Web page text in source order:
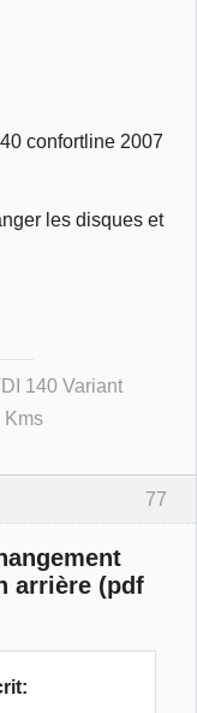
confortline 2007
les disques et
140 Variant
Kms
77
arrière (pdf